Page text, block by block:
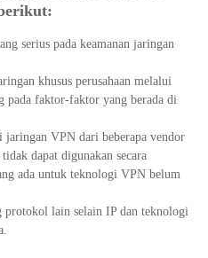
serius pada keamanan jaringan
khusus perusahaan melalui
pada faktor-faktor yang berada di
jaringan VPN dari beberapa vendor
dapat digunakan secara
ada untuk teknologi VPN belum
protokol lain selain IP dan teknologi